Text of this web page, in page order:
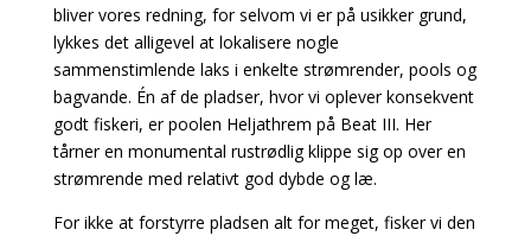
bliver vores redning, for selvom vi er på usikker grund,
lykkes det alligevel at lokalisere nogle
sammenstimlende laks i enkelte strømrender, pools og
bagvande. Én af de pladser, hvor vi oplever konsekvent
godt fiskeri, er poolen Heljathrem på Beat III. Her
tårner en monumental rustrødlig klippe sig op over en
strømrende med relativt god dybde og læ.
For ikke at forstyrre pladsen alt for meget, fisker vi den